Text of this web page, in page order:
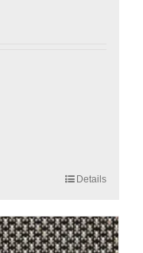
Details